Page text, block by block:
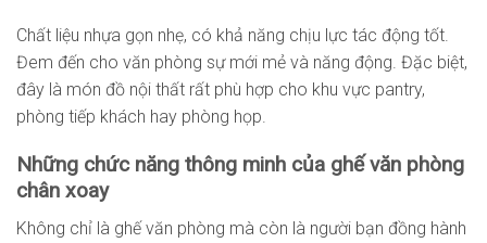
Chất liệu nhựa gọn nhẹ, có khả năng chịu lực tác động tốt.
Đem đến cho văn phòng sự mới mẻ và năng động. Đặc biệt,
đây là món đồ nội thất rất phù hợp cho khu vực pantry,
phòng tiếp khách hay phòng họp.
Những chức năng thông minh của ghế văn phòng
chân xoay
Không chỉ là ghế văn phòng mà còn là người bạn đồng hành